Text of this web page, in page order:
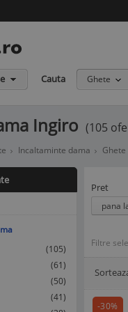
Cauta Ghete
Ingiro (105
Incaltaminte dama
Pret
pana
Filtre
-30%
(105)
(61)
(50)
(41)